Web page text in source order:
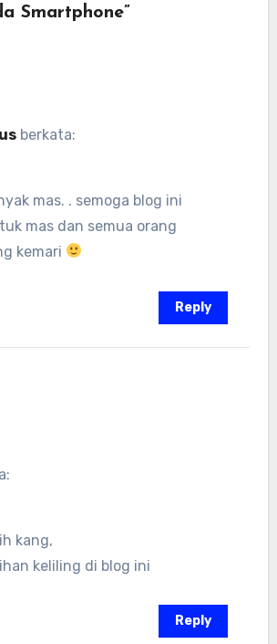
Smartphone”
berkata:
mas. . semoga blog ini
mas dan semua orang
kemari
Reply
kang,
keliling di blog ini
Reply